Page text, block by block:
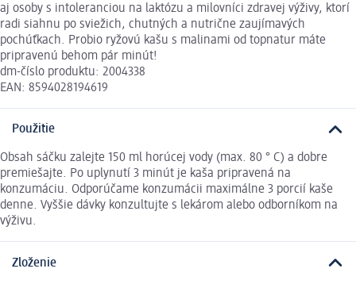
aj osoby s intoleranciou na laktózu a milovníci zdravej výživy, ktorí
radi siahnu po sviežich, chutných a nutrične zaujímavých
pochúťkach. Probio ryžovú kašu s malinami od topnatur máte
pripravenú behom pár minút!
dm-číslo produktu: 2004338
EAN: 8594028194619
Použitie
Obsah sáčku zalejte 150 ml horúcej vody (max. 80 ° C) a dobre
premiešajte. Po uplynutí 3 minút je kaša pripravená na
konzumáciu. Odporúčame konzumácii maximálne 3 porcií kaše
denne. Vyššie dávky konzultujte s lekárom alebo odborníkom na
výživu.
Zloženie